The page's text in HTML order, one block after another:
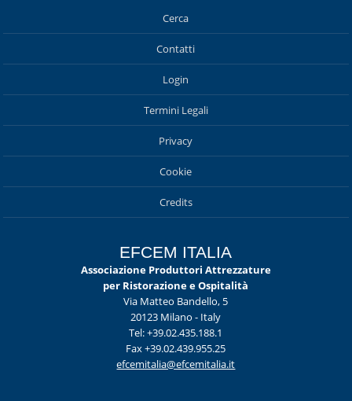
Cerca
Contatti
Login
Termini Legali
Privacy
Cookie
Credits
EFCEM ITALIA
Associazione Produttori Attrezzature
per Ristorazione e Ospitalità
Via Matteo Bandello, 5
20123 Milano - Italy
Tel: +39.02.435.188.1
Fax +39.02.439.955.25
efcemitalia@efcemitalia.it